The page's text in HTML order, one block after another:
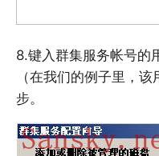
8.键入群集服务帐号的
（在我们的例子里，
步。